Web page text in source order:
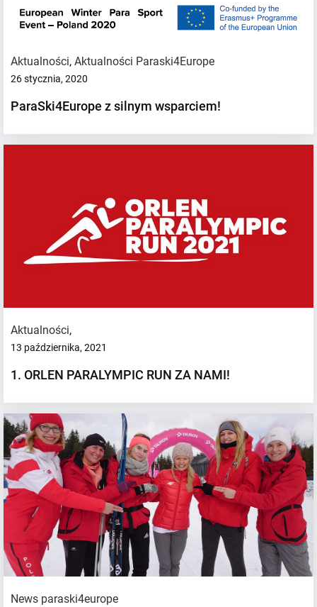
Aktualności, Aktualności Paraski4Europe
26 stycznia, 2020
ParaSki4Europe z silnym wsparciem!
Aktualności,
13 października, 2021
1. ORLEN PARALYMPIC RUN ZA NAMI!
News paraski4europe